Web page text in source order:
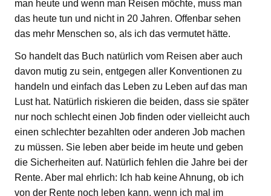
man heute und wenn man Reisen möchte, muss man
das heute tun und nicht in 20 Jahren. Offenbar sehen
das mehr Menschen so, als ich das vermutet hätte.
So handelt das Buch natürlich vom Reisen aber auch
davon mutig zu sein, entgegen aller Konventionen zu
handeln und einfach das Leben zu Leben auf das man
Lust hat. Natürlich riskieren die beiden, dass sie später
nur noch schlecht einen Job finden oder vielleicht auch
einen schlechter bezahlten oder anderen Job machen
zu müssen. Sie leben aber beide im heute und geben
die Sicherheiten auf. Natürlich fehlen die Jahre bei der
Rente. Aber mal ehrlich: Ich hab keine Ahnung, ob ich
von der Rente noch leben kann, wenn ich mal im